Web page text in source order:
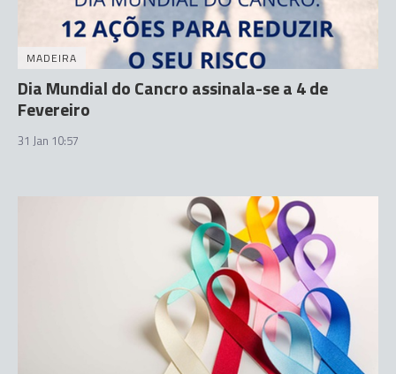
MADEIRA
Dia Mundial do Cancro assinala-se a 4 de
Fevereiro
31 Jan 10:57